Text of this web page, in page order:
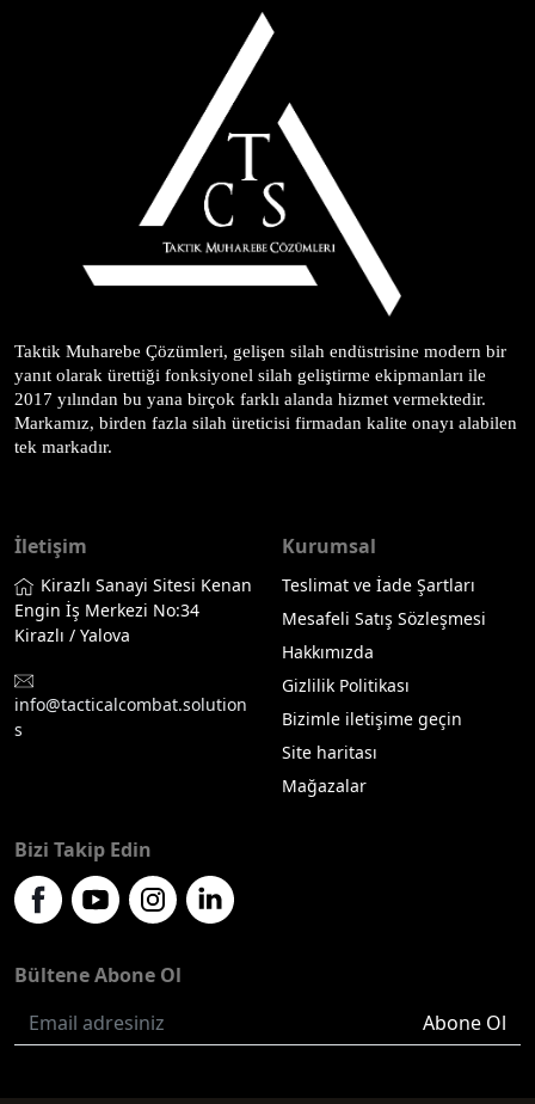
Taktik Muharebe Çözümleri, gelişen silah endüstrisine modern bir
yanıt olarak ürettiği fonksiyonel silah geliştirme ekipmanları ile
2017 yılından bu yana birçok farklı alanda hizmet vermektedir.
Markamız, birden fazla silah üreticisi firmadan kalite onayı alabilen
tek markadır.
İletişim
Kirazlı Sanayi Sitesi Kenan
Engin İş Merkezi No:34
Kirazlı / Yalova
info@tacticalcombat.solution
s
Kurumsal
Teslimat ve İade Şartları
Mesafeli Satış Sözleşmesi
Hakkımızda
Gizlilik Politikası
Bizimle iletişime geçin
Site haritası
Mağazalar
Bizi Takip Edin
Bültene Abone Ol
Abone Ol